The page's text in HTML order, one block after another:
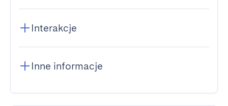
Interakcje
Inne informacje